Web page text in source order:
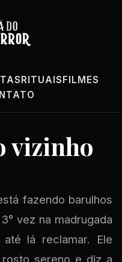
RITUAISFILMES
vizinho
fazendo barulhos
vez na madrugada
lá reclamar. Ele
sereno e diz a